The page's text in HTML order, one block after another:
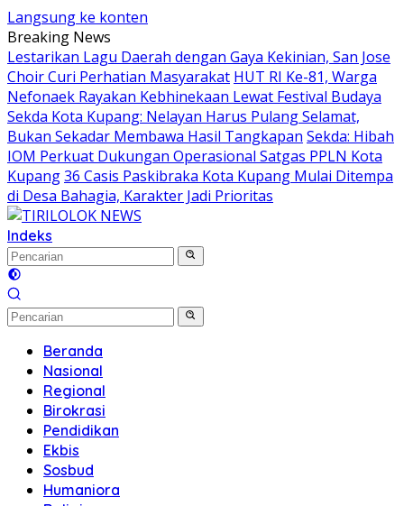
Langsung ke konten
Breaking News
Lestarikan Lagu Daerah dengan Gaya Kekinian, San Jose
Choir Curi Perhatian Masyarakat HUT RI Ke-81, Warga
Nefonaek Rayakan Kebhinekaan Lewat Festival Budaya
Sekda Kota Kupang: Nelayan Harus Pulang Selamat,
Bukan Sekadar Membawa Hasil Tangkapan Sekda: Hibah
IOM Perkuat Dukungan Operasional Satgas PPLN Kota
Kupang36 Casis Paskibraka Kota Kupang Mulai Ditempa
di Desa Bahagia, Karakter Jadi Prioritas
Indeks
Beranda
Nasional
Regional
Birokrasi
Pendidikan
Ekbis
Sosbud
Humaniora